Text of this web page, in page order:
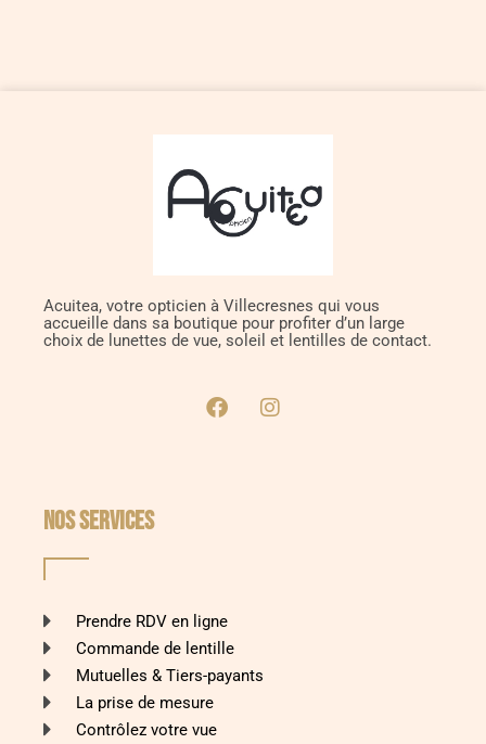
Acuitea, votre opticien à Villecresnes qui vous
accueille dans sa boutique pour profiter d’un large
choix de lunettes de vue, soleil et lentilles de contact.
NOS SERVICES
Prendre RDV en ligne
Commande de lentille
Mutuelles & Tiers-payants
La prise de mesure
Contrôlez votre vue